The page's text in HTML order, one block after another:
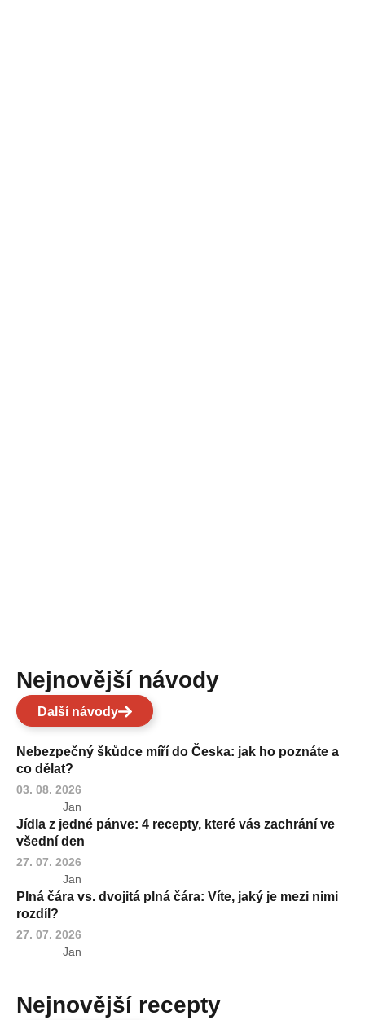
Nejnovější návody
Další návody
Nebezpečný škůdce míří do Česka: jak ho poznáte a
co dělat?
03. 08. 2026
Jan
Jídla z jedné pánve: 4 recepty, které vás zachrání ve
všední den
27. 07. 2026
Jan
Plná čára vs. dvojitá plná čára: Víte, jaký je mezi nimi
rozdíl?
27. 07. 2026
Jan
Nejnovější recepty